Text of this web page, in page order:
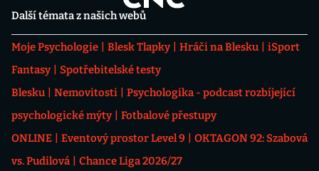
Další témata z našich webů
Moje Psychologie Blesk Tlapky Hráči na Blesku
iSport
Fantasy
Spotřebitelské testy
Blesku
Nemovitosti
Psychologika - podcast rozbíjející
psychologické mýty
Fotbalové přestupy
ONLINE
Eventový prostor Level 9
OKTAGON 92: Szabová
vs. Pudilová
Chance Liga 2026/27